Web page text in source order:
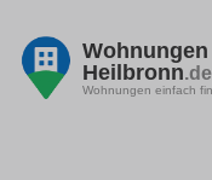
Wohnungen
Heilbronn.de
Wohnungen einfach